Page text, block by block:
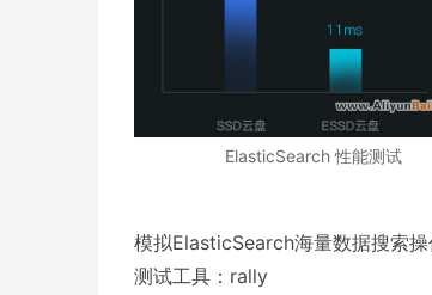
ElasticSearch 性能测试
模拟ElasticSearch海量数据搜索
测试工具：rally